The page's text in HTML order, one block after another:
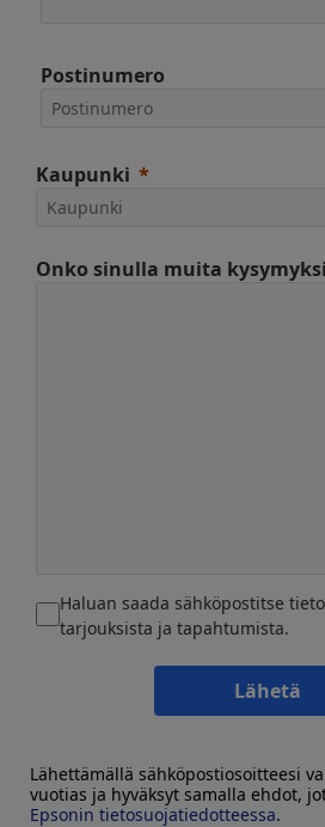
Postinumero
Kaupunki
Onko sinulla muita
Haluan saada sähköpostitse
tarjouksista ja tapahtumista.
Lähetä
Lähettämällä sähköpostiosoitteesi
vuotias ja hyväksyt samalla ehdot,
Epsonin tietosuojatiedotteessa.